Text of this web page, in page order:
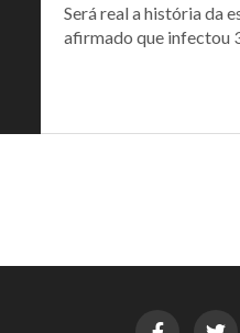
Será real a história da
afirmado que infectou